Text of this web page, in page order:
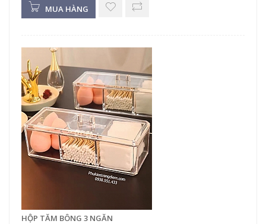
MUA HÀNG
HỘP TĂM BÔNG 3 NGĂN